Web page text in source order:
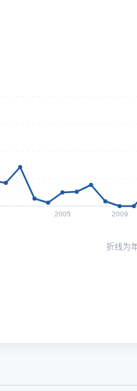
2005 2009
折线为